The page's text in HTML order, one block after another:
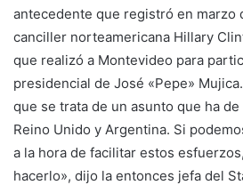
antecedente que registró en marzo
canciller norteamericana Hillary
que realizó a Montevideo para
presidencial de José «Pepe»
que se trata de un asunto que ha
Reino Unido y Argentina. Si
a la hora de facilitar estos
hacerlo», dijo la entonces jefa del